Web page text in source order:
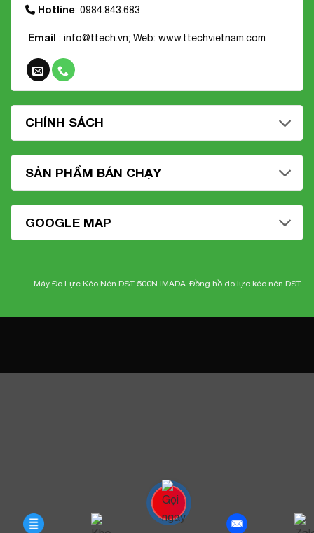
Hotline: 0984.843.683
Email : info@ttech.vn; Web: www.ttechvietnam.com
CHÍNH SÁCH
SẢN PHẨM BÁN CHẠY
GOOGLE MAP
Máy Đo Lực Kéo Nén DST-500N IMADA-Đồng hồ đo lực kéo nén DST-500N